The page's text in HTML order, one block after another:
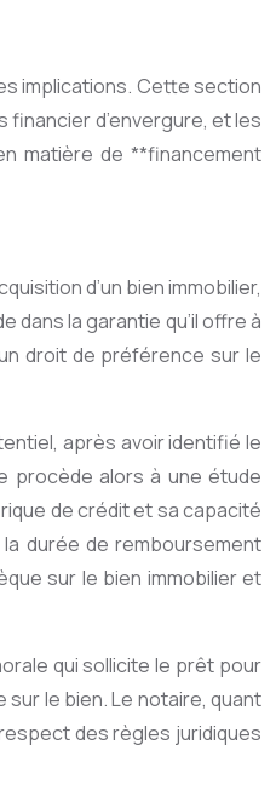
implications. Cette section
d’envergure, et les
matière de **financement
d’un bien immobilier,
dans la garantie qu’il offre à
droit de préférence sur le
après avoir identifié le
procède alors à une étude
de crédit et sa capacité
durée de remboursement
sur le bien immobilier et
qui sollicite le prêt pour
le bien. Le notaire, quant
des règles juridiques